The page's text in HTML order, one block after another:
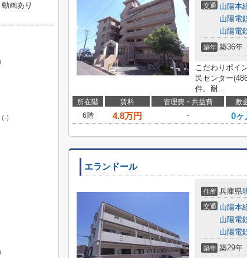
交通 山陽本
山陽電
山陽電
築年 築36年
こだわりポイ
民センター
件。耐...
所在階 賃料 管理費・共益費 敷
6階
4.8万円 - 0ヶ
エランドール
住所 兵庫県
交通 山陽本
山陽電
山陽電
築年 築29年
動画あり
(-)